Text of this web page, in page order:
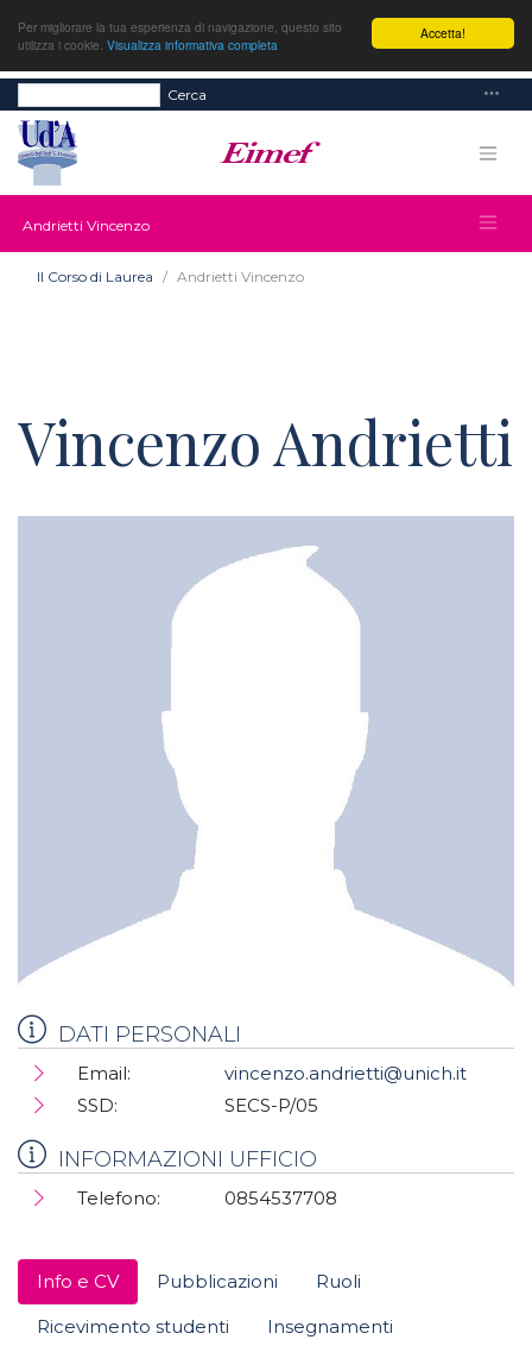
Accetta!
Per migliorare la tua esperienza di navigazione, questo sito
utilizza i cookie. Visualizza informativa completa
Cerca
Andrietti Vincenzo
Il Corso di Laurea Andrietti Vincenzo
Vincenzo Andrietti
DATI PERSONALI
Email:
vincenzo.andrietti@unich.it
SSD:
SECS-P/05
INFORMAZIONI UFFICIO
Telefono: 0854537708
Info e CV Pubblicazioni
Ruoli
Ricevimento studenti
Insegnamenti